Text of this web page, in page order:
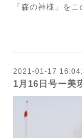
「森の神様」を
2021-01-17
1月16日号ー美